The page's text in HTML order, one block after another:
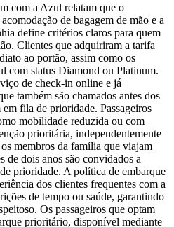
com a Azul relatam que o
de bagagem de mão e a
define critérios claros para quem
Clientes que adquiriram a tarifa
ao portão, assim como os
com status Diamond ou Platinum.
de check‑in online e já
também são chamados antes dos
em fila de prioridade. Passageiros
mobilidade reduzida ou com
prioritária, independentemente
membros da família que viajam
de dois anos são convidados a
prioridade. A política de embarque
dos clientes frequentes com a
de tempo ou saúde, garantindo
Os passageiros que optam
prioritário, disponível mediante